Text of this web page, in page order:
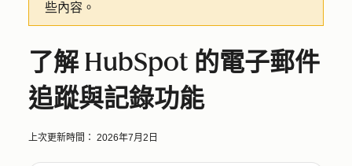
些內容。
了解 HubSpot 的電子郵件
追蹤與記錄功能
上次更新時間： 2026年7月2日